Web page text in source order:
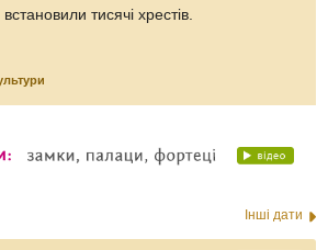
тисячі хрестів.
Інші дати